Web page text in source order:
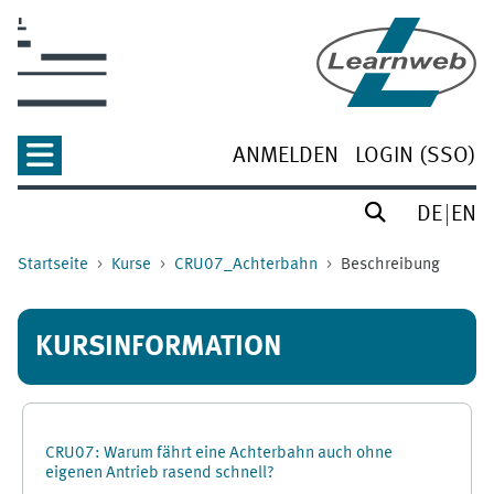
ANMELDEN LOGIN (SSO)
DE EN
Startseite Kurse CRU07_Achterbahn Beschreibung
KURSINFORMATION
CRU07: Warum fährt eine Achterbahn auch ohne
eigenen Antrieb rasend schnell?